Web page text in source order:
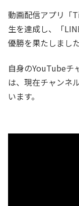
動画配信アプリ「
生を達成し、「
優勝を果たしました
自身のYouTubeチ
は、現在チャンネ
います。